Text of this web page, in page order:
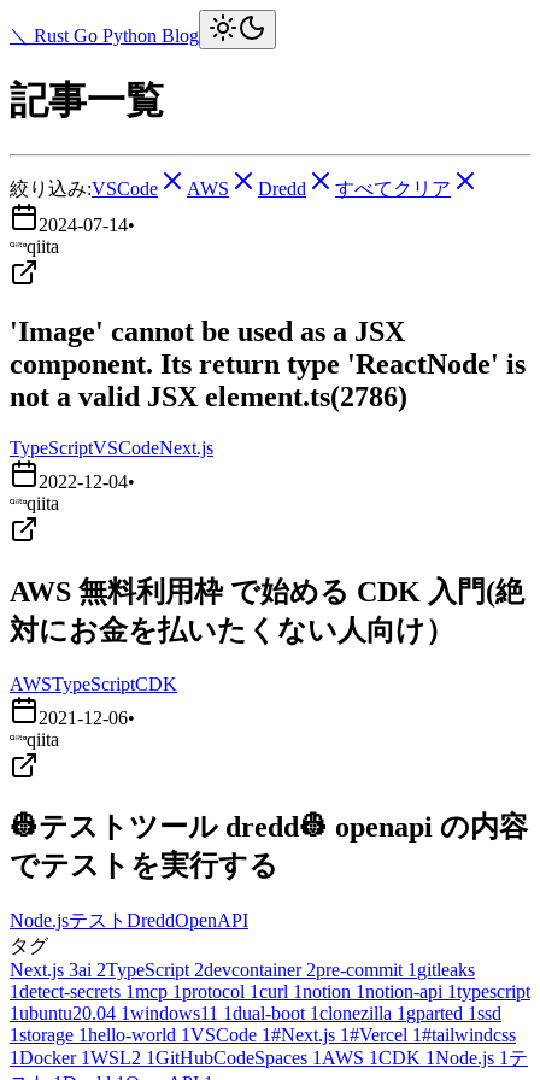
＼ Rust Go Python Blog
記事一覧
絞り込み:VSCode AWS Dredd
すべてクリア
2024-07-14•
qiita
'Image' cannot be used as a JSX
component. Its return type 'ReactNode' is
not a valid JSX element.ts(2786)
TypeScriptVSCodeNext.js
2022-12-04•
qiita
AWS 無料利用枠 で始める CDK 入門(絶
対にお金を払いたくない人向け）
AWSTypeScriptCDK
2021-12-06•
qiita
👷テストツール dredd👷 openapi の内容
でテストを実行する
Node.jsテスト DreddOpenAPI
タグ
Next.js 3ai 2TypeScript 2devcontainer 2pre-commit 1 gitleaks
1detect-secrets 1mcp 1protocol 1curl 1notion 1notion-api 1typescript
1ubuntu20.04 1windows11 1dual-boot 1clonezilla 1 gparted 1ssd
1storage 1hello-world 1VSCode 1#Next.js 1#Vercel 1#tailwindcss
1Docker 1WSL2 1GitHubCodeSpaces 1 AWS 1CDK 1Node.js 1 テ